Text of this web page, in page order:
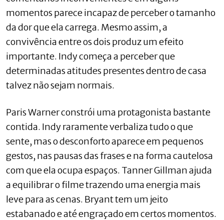
momentos parece incapaz de perceber o tamanho
da dor que ela carrega. Mesmo assim, a
convivência entre os dois produz um efeito
importante. Indy começa a perceber que
determinadas atitudes presentes dentro de casa
talvez não sejam normais.
Paris Warner constrói uma protagonista bastante
contida. Indy raramente verbaliza tudo o que
sente, mas o desconforto aparece em pequenos
gestos, nas pausas das frases e na forma cautelosa
com que ela ocupa espaços. Tanner Gillman ajuda
a equilibrar o filme trazendo uma energia mais
leve para as cenas. Bryant tem um jeito
estabanado e até engraçado em certos momentos.